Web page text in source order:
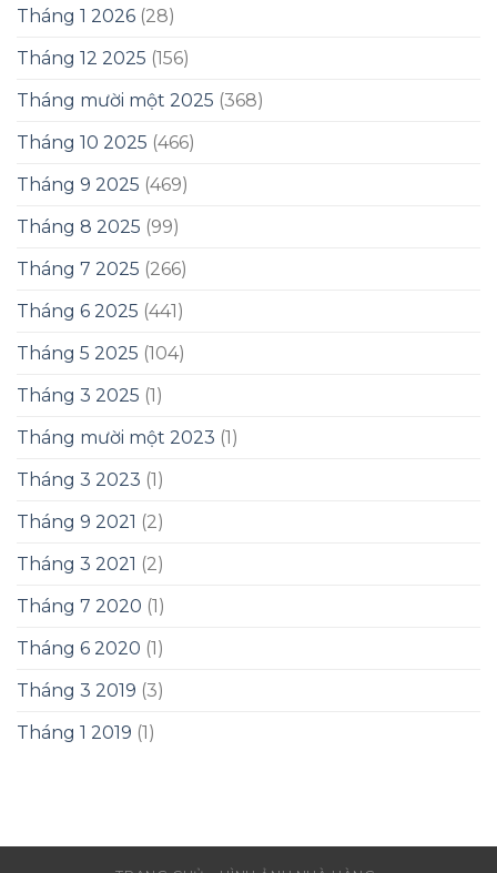
Tháng 1 2026 (28)
Tháng 12 2025 (156)
Tháng mười một 2025 (368)
Tháng 10 2025 (466)
Tháng 9 2025 (469)
Tháng 8 2025 (99)
Tháng 7 2025 (266)
Tháng 6 2025 (441)
Tháng 5 2025 (104)
Tháng 3 2025 (1)
Tháng mười một 2023 (1)
Tháng 3 2023 (1)
Tháng 9 2021 (2)
Tháng 3 2021 (2)
Tháng 7 2020 (1)
Tháng 6 2020 (1)
Tháng 3 2019 (3)
Tháng 1 2019 (1)